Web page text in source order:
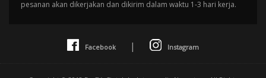
pesanan akan dikerjakan dan dikirim dalam waktu 1-3 hari kerja.
Facebook | Instagram